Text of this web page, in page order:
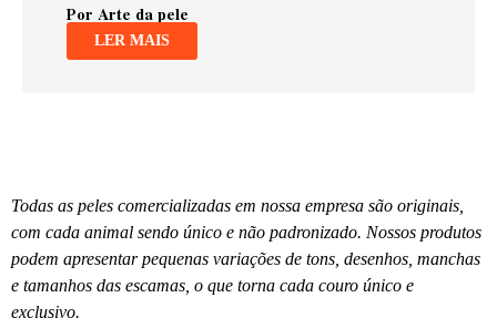
Por Arte da pele
LER MAIS
Todas as peles comercializadas em nossa empresa são originais,
com cada animal sendo único e não padronizado. Nossos produtos
podem apresentar pequenas variações de tons, desenhos, manchas
e tamanhos das escamas, o que torna cada couro único e
exclusivo.